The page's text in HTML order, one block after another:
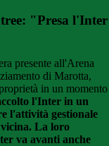
"Presa l'Inter
presente all'Arena
di Marotta,
in un momento
l'Inter in un
l'attività gestionale
vicina. La loro
va avanti anche